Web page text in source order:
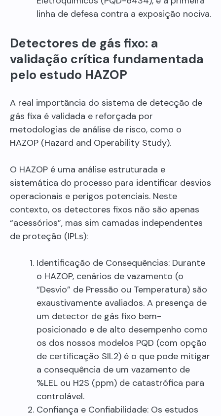
linha de defesa contra a exposição nociva.
Detectores de gás fixo: a
validação crítica fundamentada
pelo estudo HAZOP
A real importância do sistema de detecção de
gás fixa é validada e reforçada por
metodologias de análise de risco, como o
HAZOP (Hazard and Operability Study).
O HAZOP é uma análise estruturada e
sistemática do processo para identificar desvios
operacionais e perigos potenciais. Neste
contexto, os detectores fixos não são apenas
“acessórios”, mas sim camadas independentes
de proteção (IPLs):
Identificação de Consequências: Durante
o HAZOP, cenários de vazamento (o
“Desvio” de Pressão ou Temperatura) são
exaustivamente avaliados. A presença de
um detector de gás fixo bem-
posicionado e de alto desempenho como
os dos nossos modelos PQD (com opção
de certificação SIL2) é o que pode mitigar
a consequência de um vazamento de
%LEL ou H2S (ppm) de catastrófica para
controlável.
Confiança e Confiabilidade: Os estudos